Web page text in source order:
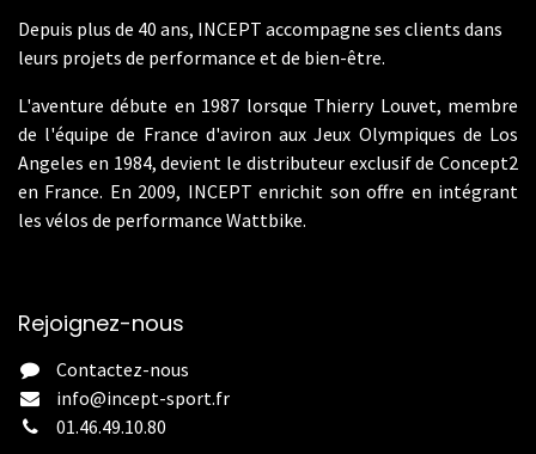
Depuis plus de 40 ans, INCEPT accompagne ses clients dans
leurs projets de performance et de bien-être.
L'aventure débute en 1987 lorsque Thierry Louvet, membre
de l'équipe de France d'aviron aux Jeux Olympiques de Los
Angeles en 1984, devient le distributeur exclusif de Concept2
en France. En 2009, INCEPT enrichit son offre en intégrant
les vélos de performance Wattbike.
Rejoignez-nous
Contactez-nous
info@incept-sport.fr
01.46.49.10.80